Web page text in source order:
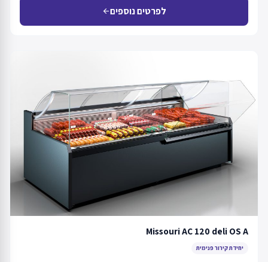
לפרטים נוספיםarrow_back
Missouri AC 120 deli OS A
יחידת קירור פנימית